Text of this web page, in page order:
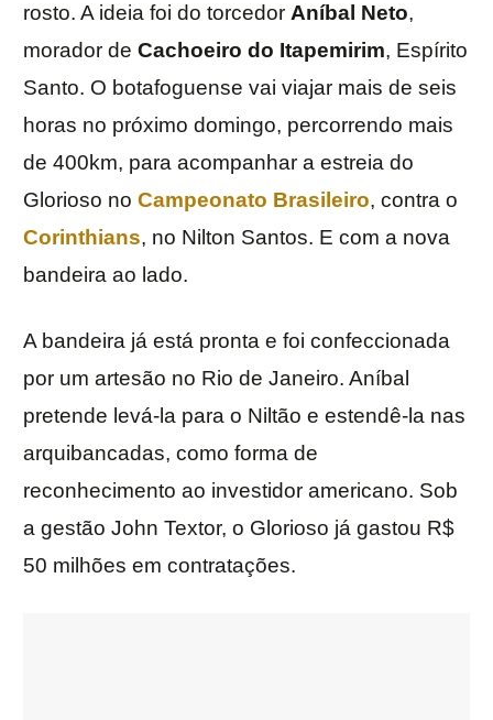
rosto. A ideia foi do torcedor Aníbal Neto,
morador de Cachoeiro do Itapemirim, Espírito
Santo. O botafoguense vai viajar mais de seis
horas no próximo domingo, percorrendo mais
de 400km, para acompanhar a estreia do
Glorioso no Campeonato Brasileiro, contra o
Corinthians, no Nilton Santos. E com a nova
bandeira ao lado.
A bandeira já está pronta e foi confeccionada
por um artesão no Rio de Janeiro. Aníbal
pretende levá-la para o Niltão e estendê-la nas
arquibancadas, como forma de
reconhecimento ao investidor americano. Sob
a gestão John Textor, o Glorioso já gastou R$
50 milhões em contratações.